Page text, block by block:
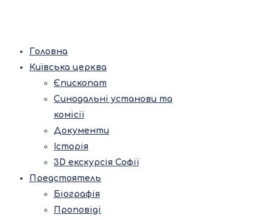
Головна
Київська церква
Єпископат
Синодальні установи та
комісії
Документи
Історія
3D екскурсія Софії
Предстоятель
Біографія
Проповіді